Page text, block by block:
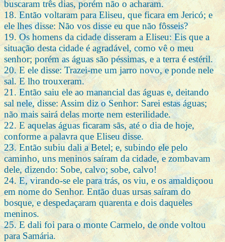
buscaram três dias, porém não o acharam.
18. Então voltaram para Eliseu, que ficara em Jericó; e
ele lhes disse: Não vos disse eu que não fôsseis?
19. Os homens da cidade disseram a Eliseu: Eis que a
situação desta cidade é agradável, como vê o meu
senhor; porém as águas são péssimas, e a terra é estéril.
20. E ele disse: Trazei-me um jarro novo, e ponde nele
sal. E lho trouxeram.
21. Então saiu ele ao manancial das águas e, deitando
sal nele, disse: Assim diz o Senhor: Sarei estas águas;
não mais sairá delas morte nem esterilidade.
22. E aquelas águas ficaram sãs, até o dia de hoje,
conforme a palavra que Eliseu disse.
23. Então subiu dali a Betel; e, subindo ele pelo
caminho, uns meninos saíram da cidade, e zombavam
dele, dizendo: Sobe, calvo; sobe, calvo!
24. E, virando-se ele para trás, os viu, e os amaldiçoou
em nome do Senhor. Então duas ursas saíram do
bosque, e despedaçaram quarenta e dois daqueles
meninos.
25. E dali foi para o monte Carmelo, de onde voltou
para Samária.